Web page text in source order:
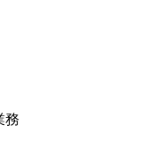
務